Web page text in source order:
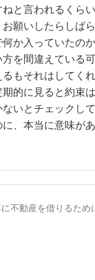
と言われるくら
願いしたらしば
か入っていたの
を間違えている
もそれはしてく
的に見ると約束
いとチェックし
、本当に意味があ
不動産を借りるため